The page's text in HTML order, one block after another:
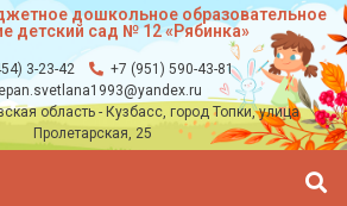
дошкольное образовательное
детский сад № 12 «Рябинка»
3-23-42
+7 (951) 590-43-81
область - Кузбасс, город Топки, улица
Пролетарская, 25